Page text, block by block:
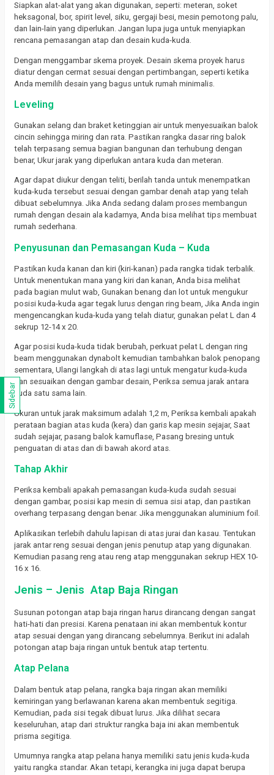
Siapkan alat-alat yang akan digunakan, seperti: meteran, soket
heksagonal, bor, spirit level, siku, gergaji besi, mesin pemotong palu,
dan lain-lain yang diperlukan. Jangan lupa juga untuk menyiapkan
rencana pemasangan atap dan desain kuda-kuda.
Dengan menggambar skema proyek. Desain skema proyek harus
diatur dengan cermat sesuai dengan pertimbangan, seperti ketika
Anda memilih desain yang bagus untuk rumah minimalis.
Leveling
Gunakan selang dan braket ketinggian air untuk menyesuaikan balok
cincin sehingga miring dan rata. Pastikan rangka dasar ring balok
telah terpasang semua bagian bangunan dan terhubung dengan
benar, Ukur jarak yang diperlukan antara kuda dan meteran.
Agar dapat diukur dengan teliti, berilah tanda untuk menempatkan
kuda-kuda tersebut sesuai dengan gambar denah atap yang telah
dibuat sebelumnya. Jika Anda sedang dalam proses membangun
rumah dengan desain ala kadarnya, Anda bisa melihat tips membuat
rumah sederhana.
Penyusunan dan Pemasangan Kuda – Kuda
Pastikan kuda kanan dan kiri (kiri-kanan) pada rangka tidak terbalik.
Untuk menentukan mana yang kiri dan kanan, Anda bisa melihat
pada bagian mulut wab, Gunakan benang dan lot untuk mengukur
posisi kuda-kuda agar tegak lurus dengan ring beam, Jika Anda ingin
mengencangkan kuda-kuda yang telah diatur, gunakan pelat L dan 4
sekrup 12-14 x 20.
Agar posisi kuda-kuda tidak berubah, perkuat pelat L dengan ring
beam menggunakan dynabolt kemudian tambahkan balok penopang
sementara, Ulangi langkah di atas lagi untuk mengatur kuda-kuda
dan sesuaikan dengan gambar desain, Periksa semua jarak antara
kuda satu sama lain.
Ukuran untuk jarak maksimum adalah 1,2 m, Periksa kembali apakah
perataan bagian atas kuda (kera) dan garis kap mesin sejajar, Saat
sudah sejajar, pasang balok kamuflase, Pasang bresing untuk
penguatan di atas dan di bawah akord atas.
Tahap Akhir
Periksa kembali apakah pemasangan kuda-kuda sudah sesuai
dengan gambar, posisi kap mesin di semua sisi atap, dan pastikan
overhang terpasang dengan benar. Jika menggunakan aluminium foil.
Aplikasikan terlebih dahulu lapisan di atas jurai dan kasau. Tentukan
jarak antar reng sesuai dengan jenis penutup atap yang digunakan.
Kemudian pasang reng atau reng atap menggunakan sekrup HEX 10-
16 x 16.
Jenis – Jenis Atap Baja Ringan
Susunan potongan atap baja ringan harus dirancang dengan sangat
hati-hati dan presisi. Karena penataan ini akan membentuk kontur
atap sesuai dengan yang dirancang sebelumnya. Berikut ini adalah
potongan atap baja ringan untuk bentuk atap tertentu.
Atap Pelana
Dalam bentuk atap pelana, rangka baja ringan akan memiliki
kemiringan yang berlawanan karena akan membentuk segitiga.
Kemudian, pada sisi tegak dibuat lurus. Jika dilihat secara
keseluruhan, atap dari struktur rangka baja ini akan membentuk
prisma segitiga.
Umumnya rangka atap pelana hanya memiliki satu jenis kuda-kuda
yaitu rangka standar. Akan tetapi, kerangka ini juga dapat berupa
Sidebar